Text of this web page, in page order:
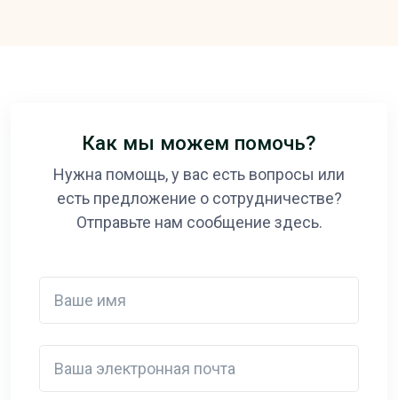
Как мы можем помочь?
Нужна помощь, у вас есть вопросы или
есть предложение о сотрудничестве?
Отправьте нам сообщение здесь.